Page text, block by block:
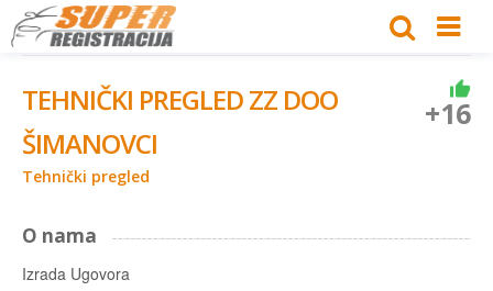
TEHNIČKI PREGLED ZZ DOO
ŠIMANOVCI
Tehnički pregled
+16
O nama
Izrada Ugovora